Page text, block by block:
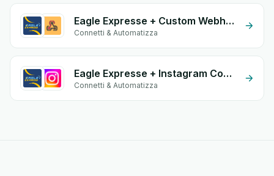
Eagle Expresse + Custom Webhook
Connetti & Automatizza
Eagle Expresse + Instagram Comment
Connetti & Automatizza